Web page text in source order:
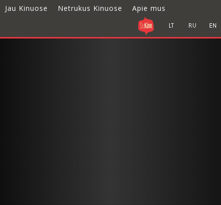
Jau Kinuose Netrukus Kinuose Apie mus